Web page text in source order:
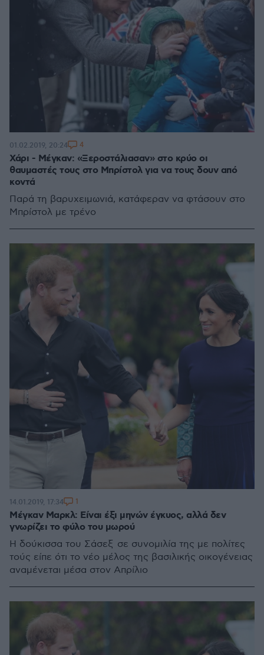
Χάρι - Μέγκαν: «Ξεροστάλιασαν» στο κρύο οι
θαυμαστές τους στο Μπρίστολ για να τους δουν από
κοντά
Παρά τη βαρυχειμωνιά, κατάφεραν να φτάσουν στο
Μπρίστολ με τρένο
01.02.2019, 20:24 4
Μέγκαν Μαρκλ: Είναι έξι μηνών έγκυος, αλλά δεν
γνωρίζει το φύλο του μωρού
Η δούκισσα του Σάσεξ σε συνομιλία της με πολίτες
τούς είπε ότι το νέο μέλος της βασιλικής οικογένειας
αναμένεται μέσα στον Απρίλιο
14.01.2019, 17:34 1